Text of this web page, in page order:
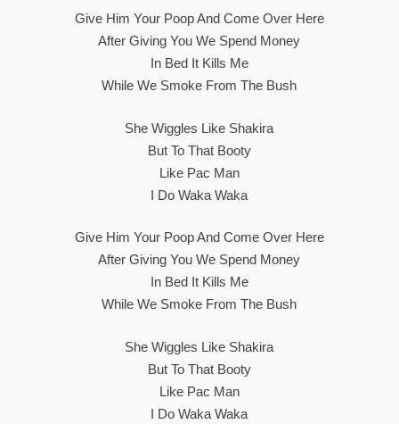
Give Him Your Poop And Come Over Here
After Giving You We Spend Money
In Bed It Kills Me
While We Smoke From The Bush
She Wiggles Like Shakira
But To That Booty
Like Pac Man
I Do Waka Waka
Give Him Your Poop And Come Over Here
After Giving You We Spend Money
In Bed It Kills Me
While We Smoke From The Bush
She Wiggles Like Shakira
But To That Booty
Like Pac Man
I Do Waka Waka